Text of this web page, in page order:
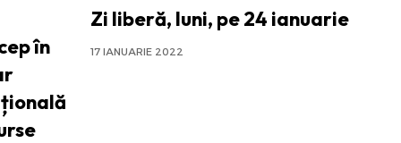
în
Zi liberă, luni, pe 24 ianuarie
17 IANUARIE 2022